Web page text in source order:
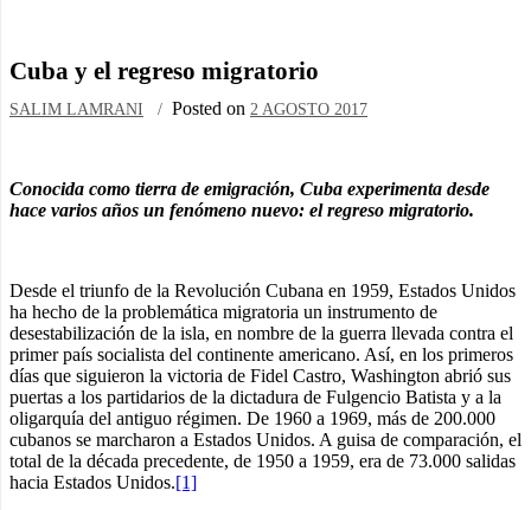
Cuba y el regreso migratorio
SALIM LAMRANI Posted on 2 AGOSTO 2017
Conocida como tierra de emigración, Cuba experimenta desde
hace varios años un fenómeno nuevo: el regreso migratorio.
Desde el triunfo de la Revolución Cubana en 1959, Estados Unidos
ha hecho de la problemática migratoria un instrumento de
desestabilización de la isla, en nombre de la guerra llevada contra el
primer país socialista del continente americano. Así, en los primeros
días que siguieron la victoria de Fidel Castro, Washington abrió sus
puertas a los partidarios de la dictadura de Fulgencio Batista y a la
oligarquía del antiguo régimen. De 1960 a 1969, más de 200.000
cubanos se marcharon a Estados Unidos. A guisa de comparación, el
total de la década precedente, de 1950 a 1959, era de 73.000 salidas
hacia Estados Unidos.[1]